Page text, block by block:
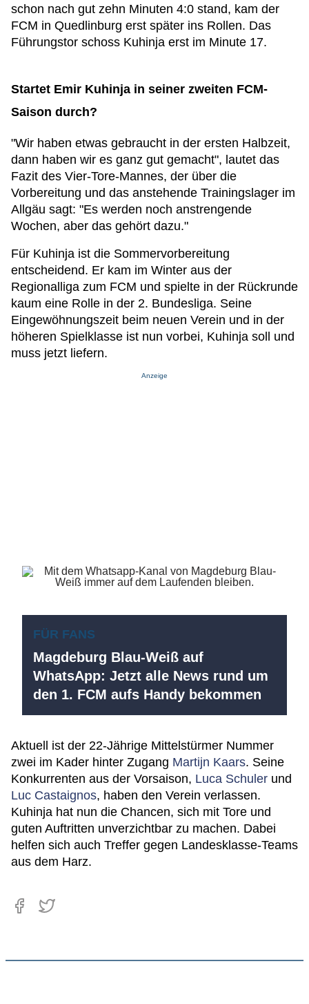
schon nach gut zehn Minuten 4:0 stand, kam der
FCM in Quedlinburg erst später ins Rollen. Das
Führungstor schoss Kuhinja erst im Minute 17.
Startet Emir Kuhinja in seiner zweiten FCM-
Saison durch?
"Wir haben etwas gebraucht in der ersten Halbzeit,
dann haben wir es ganz gut gemacht", lautet das
Fazit des Vier-Tore-Mannes, der über die
Vorbereitung und das anstehende Trainingslager im
Allgäu sagt: "Es werden noch anstrengende
Wochen, aber das gehört dazu."
Für Kuhinja ist die Sommervorbereitung
entscheidend. Er kam im Winter aus der
Regionalliga zum FCM und spielte in der Rückrunde
kaum eine Rolle in der 2. Bundesliga. Seine
Eingewöhnungszeit beim neuen Verein und in der
höheren Spielklasse ist nun vorbei, Kuhinja soll und
muss jetzt liefern.
Anzeige
FÜR FANS
Magdeburg Blau-Weiß auf
WhatsApp: Jetzt alle News rund um
den 1. FCM aufs Handy bekommen
Aktuell ist der 22-Jährige Mittelstürmer Nummer
zwei im Kader hinter Zugang Martijn Kaars. Seine
Konkurrenten aus der Vorsaison, Luca Schuler und
Luc Castaignos, haben den Verein verlassen.
Kuhinja hat nun die Chancen, sich mit Tore und
guten Auftritten unverzichtbar zu machen. Dabei
helfen sich auch Treffer gegen Landesklasse-Teams
aus dem Harz.